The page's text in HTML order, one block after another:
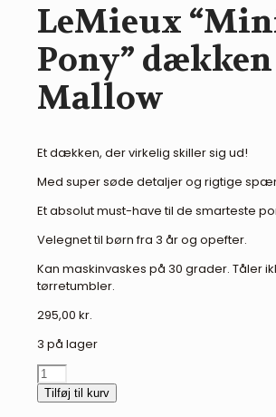
LeMieux
Pony” dækken
Mallow
Et dækken, der virkelig skiller sig ud!
Med super søde detaljer og rigtige
Et absolut must-have til de smarteste
Velegnet til børn fra 3 år og opefter.
Kan maskinvaskes på 30 grader. Tåler
tørretumbler.
295,00 kr.
3 på lager
LeMieux
"Mini
Pony"
Tilføj til kurv